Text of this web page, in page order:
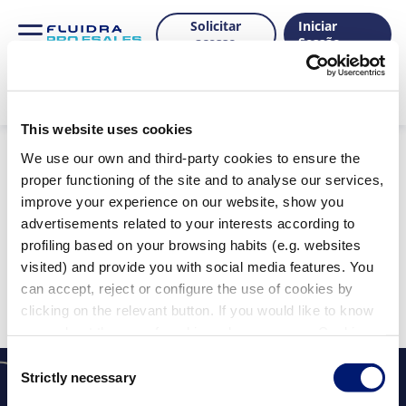
This website uses cookies
We use our own and third-party cookies to ensure the
proper functioning of the site and to analyse our services,
improve your experience on our website, show you
advertisements related to your interests according to
profiling based on your browsing habits (e.g. websites
visited) and provide you with social media features. You
can accept, reject or configure the use of cookies by
clicking on the relevant button. If you would like to know
Consent
Selection
Strictly necessary
Solicitar
acesso
Iniciar
Sessão
Produtos
Mostrar filtros
Filtros aplicados:
Limpar tudo
Não foram encontrados resultados para a sua
pesquisa.